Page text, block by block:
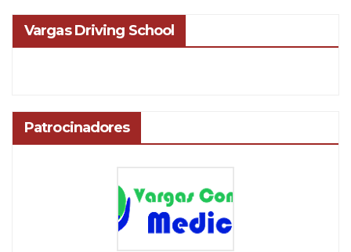
Vargas Driving School
Patrocinadores